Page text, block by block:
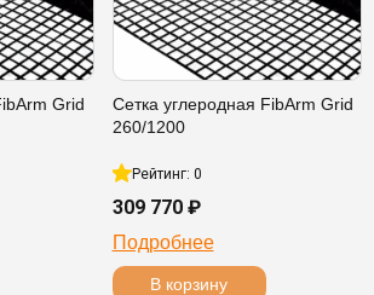
Grid
Сетка углеродная FibArm Grid
260/1200
Рейтинг: 0
309 770 ₽
Подробнее
В корзину